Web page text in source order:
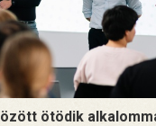
ötödik